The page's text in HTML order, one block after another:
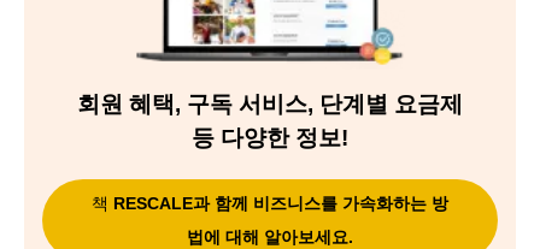
회원 혜택, 구독 서비스, 단계별 요금제
등 다양한 정보!
책 RESCALE과 함께 비즈니스를 가속화하는 방
법에 대해 알아보세요.